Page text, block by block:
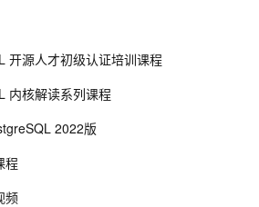
署开源PolarDB-X
开源人才初级认证培训课程
内核解读系列课程
2022版
程
频